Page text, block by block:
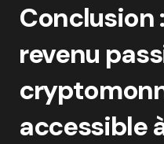
Conclusion
revenu
accessible